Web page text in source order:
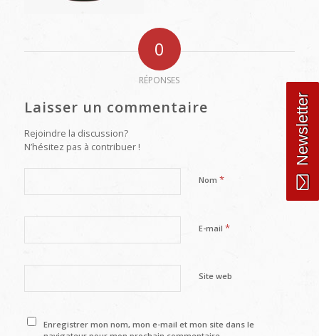
0
RÉPONSES
Laisser un commentaire
Rejoindre la discussion?
N’hésitez pas à contribuer !
Nom *
E-mail *
Site web
Enregistrer mon nom, mon e-mail et mon site dans le
Newsletter